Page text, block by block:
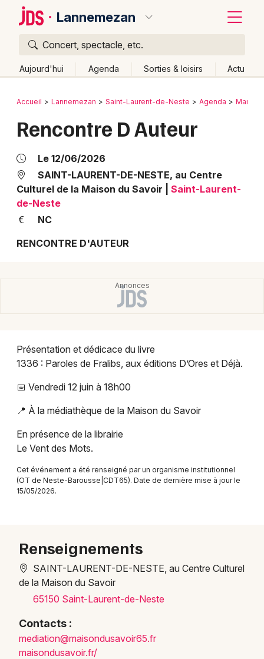
Lannemezan
Concert, spectacle, etc.
Aujourd'hui Agenda Sorties & loisirs Actu
Publier un événement
Grands événements
Activité & Expérience
Sports
Expos
Manifestations dans les Hautes-Pyrénées
Manifestations en Occitanie
Artistes en tournée
Bordeaux
Lille
Lyon
Marseille
Mulhouse
Strasbourg
Toulouse
Toutes les villes
Retour
Accueil Lannemezan Saint-Laurent-de-Neste Agenda
Rencontre D Auteur
Le 12/06/2026
SAINT-LAURENT-DE-NESTE, au Centre
Culturel de la Maison du Savoir
Saint-Laurent-
de-Neste
NC
RENCONTRE D'AUTEUR
Présentation et dédicace du livre
1336 : Paroles de Fralibs, aux éditions D’Ores et Déjà.
📅 Vendredi 12 juin à 18h00
📍 À la médiathèque de la Maison du Savoir
En présence de la librairie
Le Vent des Mots.
Cet événement a été renseigné par un organisme institutionnel
(OT de Neste-Barousse|CDT65). Date de dernière mise à jour le
15/05/2026.
Renseignements
SAINT-LAURENT-DE-NESTE, au Centre Culturel
de la Maison du Savoir
65150 Saint-Laurent-de-Neste
Contacts :
mediation@maisondusavoir65.fr
maisondusavoir.fr/
Quoi ?
Où ?
Midi-Pyrénées
Partout Près de moi Changer de lieu
Quand ?
Aujourd'hui
Demain Ce week-end Autre